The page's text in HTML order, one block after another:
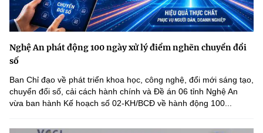
Nghệ An phát động 100 ngày xử lý điểm nghẽn chuyển đổi
số
Ban Chỉ đạo về phát triển khoa học, công nghệ, đổi mới sáng tạo,
chuyển đổi số, cải cách hành chính và Đề án 06 tỉnh Nghệ An
vừa ban hành Kế hoạch số 02-KH/BCĐ về hành động 100...